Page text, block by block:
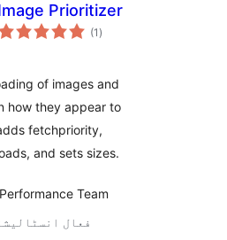
Prioritizer
(1 مجموعی
درجہ
)
of images and
how they appear to
fetchpriority,
and sets sizes.
Team
40,000+ فعال